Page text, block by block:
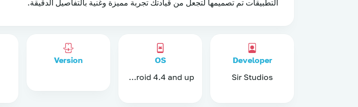
التطبيقات تم تصميمها لتجعل من قيادتك تجربة مميزة وغنية بالتفاصيل الدقيقة.
Developer
Sir Studios
OS
Android 4.4 and up
Version